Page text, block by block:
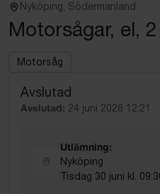
Nyköping, Södermanland
Motorsågar, el,
Motorsåg
Avslutad
Avslutad: 24 juni 2026 12:21
Utlämning:
Nyköping
Tisdag 30 juni kl.